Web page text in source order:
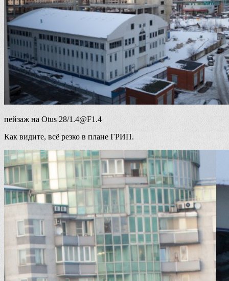
пейзаж на Otus 28/1.4@F1.4
Как видите, всё резко в плане ГРИП.